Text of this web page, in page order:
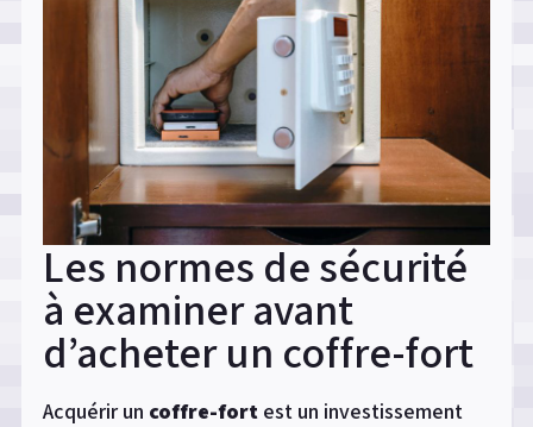
Les normes de sécurité
à examiner avant
d’acheter un coffre-fort
Acquérir un coffre-fort est un investissement